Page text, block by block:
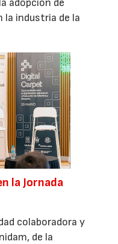
adopción de
la industria de la
la Jornada
colaboradora y
de la